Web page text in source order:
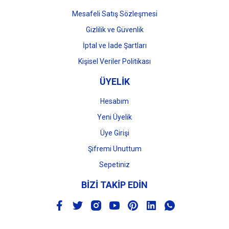
Mesafeli Satış Sözleşmesi
Gizlilik ve Güvenlik
İptal ve İade Şartları
Kişisel Veriler Politikası
ÜYELİK
Hesabım
Yeni Üyelik
Üye Girişi
Şifremi Unuttum
Sepetiniz
BİZİ TAKİP EDİN